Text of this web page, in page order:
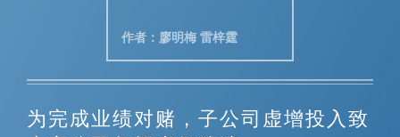
作者：廖明梅 雷梓霆
为完成业绩对赌，子公司虚增投入致